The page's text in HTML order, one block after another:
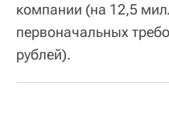
компании (на 12,5
первоначальных
рублей).